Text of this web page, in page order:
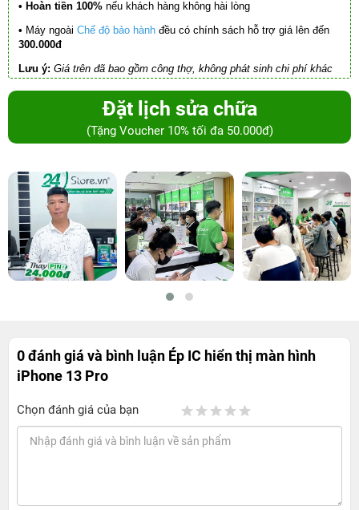
• Hoàn tiền 100% nếu khách hàng không hài lòng
• Máy ngoài Chế độ bảo hành đều có chính sách hỗ trợ giá lên đến
300.000đ
Lưu ý: Giá trên đã bao gồm công thợ, không phát sinh chi phí khác
Đặt lịch sửa chữa
(Tặng Voucher 10% tối đa 50.000đ)
0 đánh giá và bình luận Ép IC hiển thị màn hình
iPhone 13 Pro
Chọn đánh giá của bạn